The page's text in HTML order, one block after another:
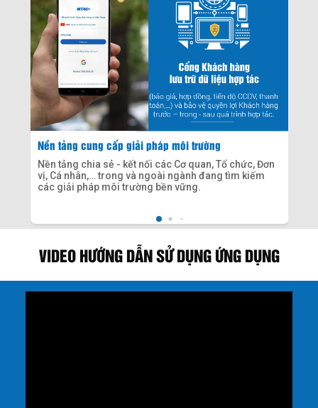
Nền tảng cung cấp giải pháp môi trường
Nền tảng chia sẻ - kết nối các Cơ quan, Tổ chức, Đơn
vị, Cá nhân,… trong và ngoài ngành đang tìm kiếm
các giải pháp môi trường bền vững.
VIDEO HƯỚNG DẪN SỬ DỤNG ỨNG DỤNG